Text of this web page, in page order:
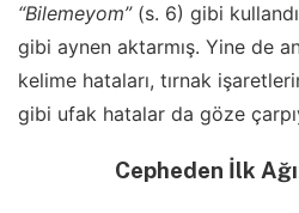
“Bilemeyom”(s. 6) gibi
gibi aynen aktarmış. Yine de
kelime hataları, tırnak
gibi ufak hatalar da göze
Cepheden İlk